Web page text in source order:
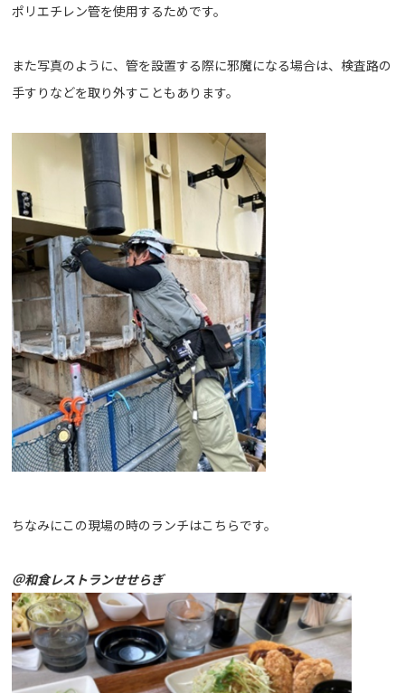
ポリエチレン管を使用するためです。
また写真のように、管を設置する際に邪魔になる場合は、検査路の
手すりなどを取り外すこともあります。
ちなみにこの現場の時のランチはこちらです。
＠和食レストランせせらぎ